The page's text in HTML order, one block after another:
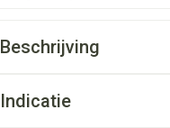
Beschrijving
Indicatie